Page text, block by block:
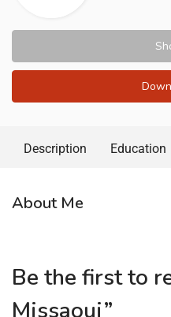
Description Education
About Me
Be the first to
Missaoui”